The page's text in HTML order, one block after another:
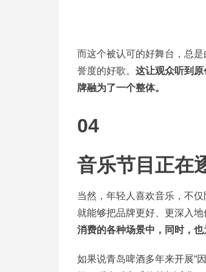
而这个被认可的好舞台，总
誉度的好歌。 这让观众听到
牌融为了一个整体。
04
音乐节目正在
当然，年轻人喜欢音乐，不
就能够把品牌更好、更深入地
消费的各种场景中，同时，也
如果说青岛啤酒多年来开展“